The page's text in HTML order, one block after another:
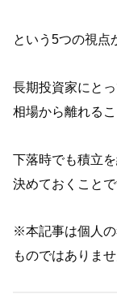
という5つの視点
長期投資家にと
相場から離れる
下落時でも積立
決めておくことで
※本記事は個人
ものではありませ